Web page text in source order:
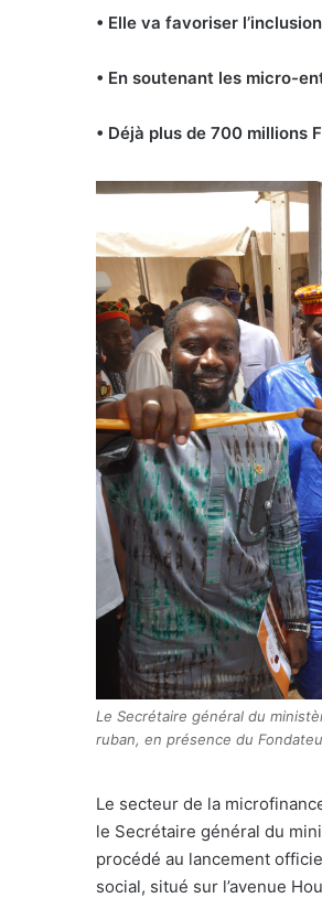
• Elle va favoriser
• En soutenant les micro-
• Déjà plus de 700 millions
Le Secrétaire général du
ruban, en présence du
Le secteur de la
le Secrétaire général du
procédé au lancement
social, situé sur l’avenue